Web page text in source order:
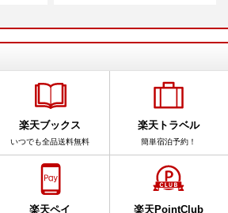
楽天ブックス
いつでも全品送料無料
楽天トラベル
簡単宿泊予約！
楽天ペイ 楽天PointClub